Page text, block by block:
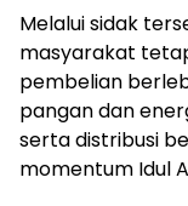
Melalui sidak
masyarakat
pembelian
pangan dan
serta distribusi
momentum Idul